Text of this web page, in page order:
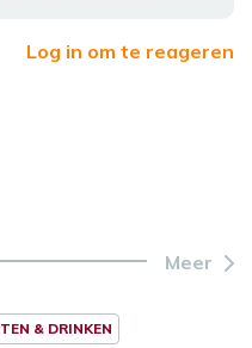
Log in om te reageren
Meer
& DRINKEN